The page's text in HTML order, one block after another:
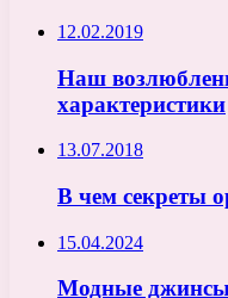
12.02.2019
Наш
характеристики
13.07.2018
В чем секреты
15.04.2024
Модные